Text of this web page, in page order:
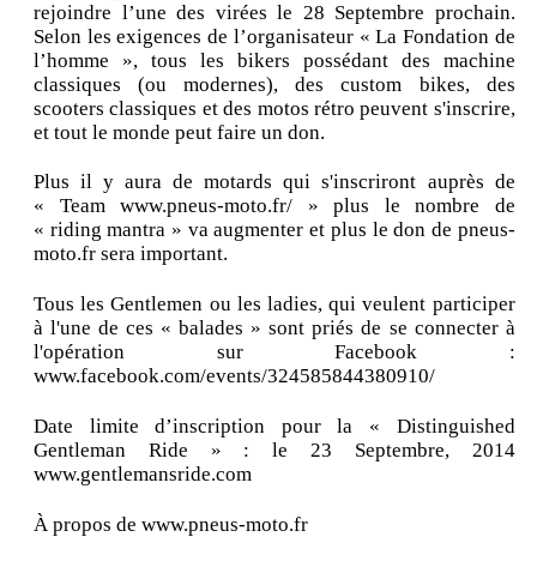
rejoindre l’une des virées le 28 Septembre prochain.
Selon les exigences de l’organisateur « La Fondation de
l’homme », tous les bikers possédant des machine
classiques (ou modernes), des custom bikes, des
scooters classiques et des motos rétro peuvent s'inscrire,
et tout le monde peut faire un don.
Plus il y aura de motards qui s'inscriront auprès de
« Team www.pneus-moto.fr/ » plus le nombre de
« riding mantra » va augmenter et plus le don de pneus-
moto.fr sera important.
Tous les Gentlemen ou les ladies, qui veulent participer
à l'une de ces « balades » sont priés de se connecter à
l'opération sur Facebook :
www.facebook.com/events/324585844380910/
Date limite d’inscription pour la « Distinguished
Gentleman Ride » : le 23 Septembre, 2014
www.gentlemansride.com
À propos de www.pneus-moto.fr